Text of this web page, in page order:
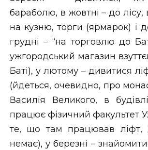
бараболю, в жовтні – до лісу,
на кузню, торги (ярмарок) і
грудні – “на торговлю до
ужгородський магазин
Баті), у лютому – дивитися
(йдеться, очевидно, про
Василія Великого, в
працює фізичний факультет
те, що там працював ліфт,
немає), у березні –